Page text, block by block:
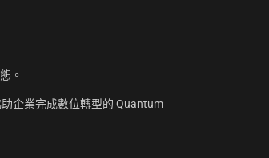
。
企業完成數位轉型的 Quantum